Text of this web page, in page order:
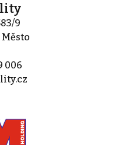
9
Město
006